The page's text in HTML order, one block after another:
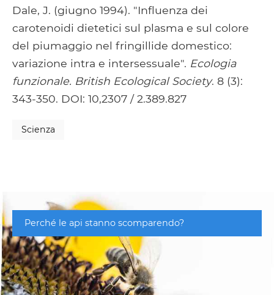
Dale, J. (giugno 1994). "Influenza dei
carotenoidi dietetici sul plasma e sul colore
del piumaggio nel fringillide domestico:
variazione intra e intersessuale". Ecologia
funzionale. British Ecological Society. 8 (3):
343-350. DOI: 10,2307 / 2.389.827
Scienza
Perché le api stanno scomparendo?